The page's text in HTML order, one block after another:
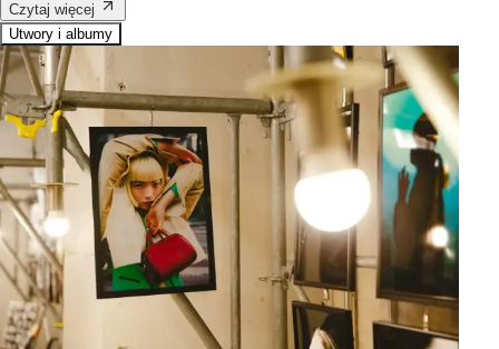
Czytaj więcej
Utwory i albumy